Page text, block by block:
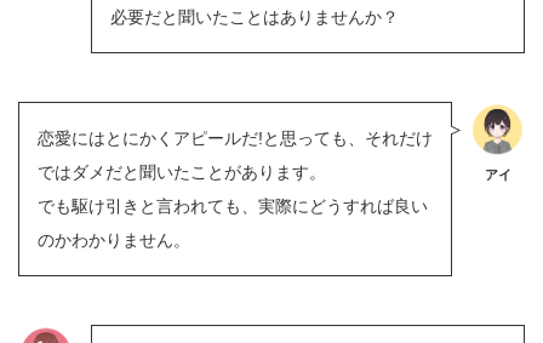
必要だと聞いたことはありませんか？
恋愛にはとにかくアピールだ!と思っても、それだけ
ではダメだと聞いたことがあります。
でも駆け引きと言われても、実際にどうすれば良い
のかわかりません。
アイ